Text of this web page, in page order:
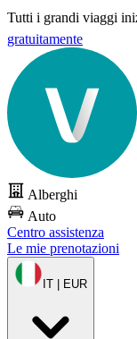
Tutti i grandi viaggi
gratuitamente
Alberghi
Auto
Centro assistenza
Le mie prenotazioni
IT | EUR